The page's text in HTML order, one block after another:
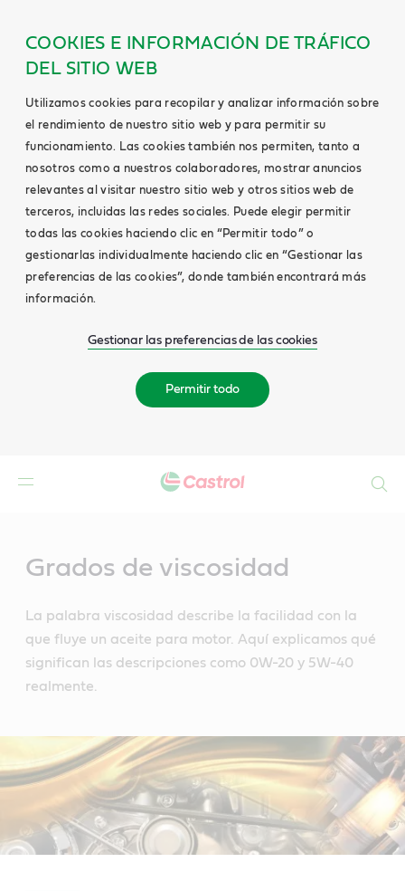
COOKIES E INFORMACIÓN DE TRÁFICO
DEL SITIO WEB
Utilizamos cookies para recopilar y analizar información sobre
el rendimiento de nuestro sitio web y para permitir su
funcionamiento. Las cookies también nos permiten, tanto a
nosotros como a nuestros colaboradores, mostrar anuncios
relevantes al visitar nuestro sitio web y otros sitios web de
terceros, incluidas las redes sociales. Puede elegir permitir
todas las cookies haciendo clic en “Permitir todo” o
gestionarlas individualmente haciendo clic en “Gestionar las
preferencias de las cookies”, donde también encontrará más
información.
Gestionar las preferencias de las cookies
Permitir todo
Grados de viscosidad
La palabra viscosidad describe la facilidad con la
que fluye un aceite para motor. Aquí explicamos qué
significan las descripciones como 0W-20 y 5W-40
realmente.